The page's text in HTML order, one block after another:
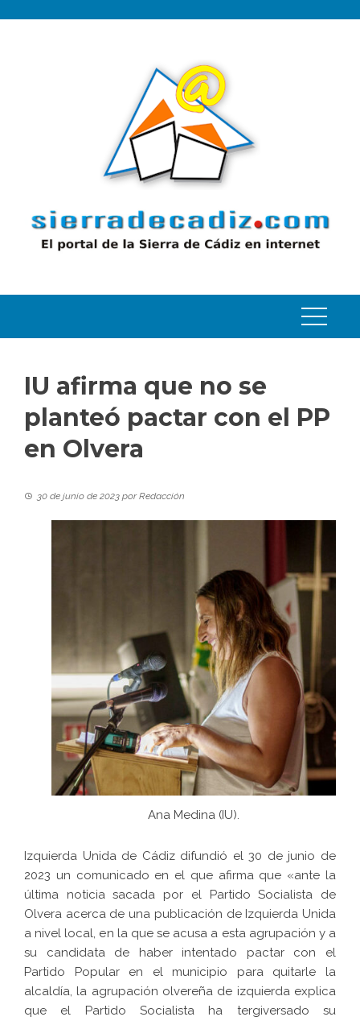
IU afirma que no se
planteó pactar con el PP
en Olvera
30 de junio de 2023 porRedacción
Ana Medina (IU).
Izquierda Unida de Cádiz difundió el 30 de junio de
2023 un comunicado en el que afirma que «ante la
última noticia sacada por el Partido Socialista de
Olvera acerca de una publicación de Izquierda Unida
a nivel local, en la que se acusa a esta agrupación y a
su candidata de haber intentado pactar con el
Partido Popular en el municipio para quitarle la
alcaldía, la agrupación olvereña de izquierda explica
que el Partido Socialista ha tergiversado su